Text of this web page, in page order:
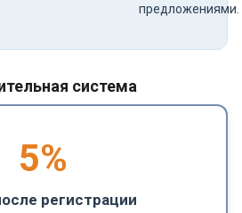
предложениями.
система
5%
регистрации